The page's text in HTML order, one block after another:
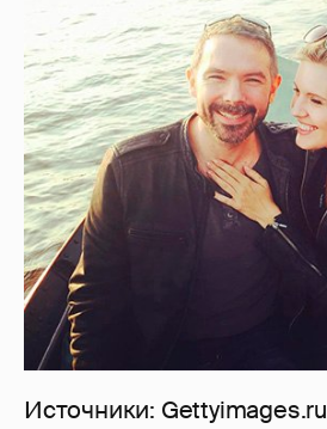
Источники: